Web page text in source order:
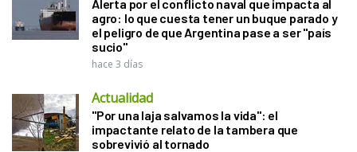
Alerta por el conflicto naval que impacta al
agro: lo que cuesta tener un buque parado y
el peligro de que Argentina pase a ser "país
sucio"
hace 3 días
Actualidad
"Por una laja salvamos la vida": el
impactante relato de la tambera que
sobrevivió al tornado